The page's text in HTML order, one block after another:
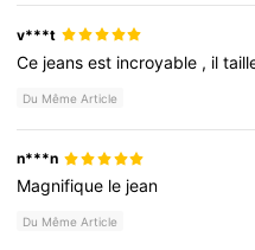
v***t
Ce jeansest incroyable , il
Du Même Article
n***n
Magnifique le jean
Du Même Article